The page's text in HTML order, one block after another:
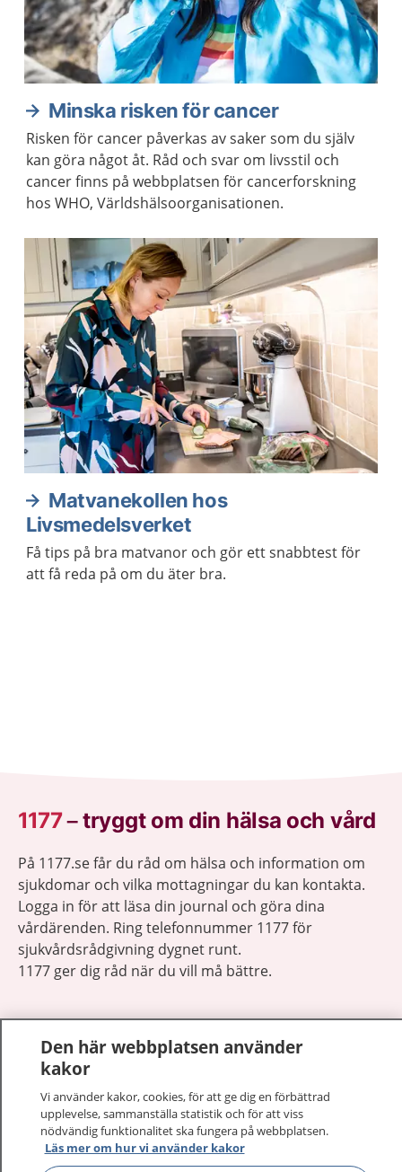
Minska risken för cancer
Risken för cancer påverkas av saker som du själv
kan göra något åt. Råd och svar om livsstil och
cancer finns på webbplatsen för cancerforskning
hos WHO, Världshälsoorganisationen.
Matvanekollen hos
Livsmedelsverket
Få tips på bra matvanor och gör ett snabbtest för
att få reda på om du äter bra.
1177–tryggt om din hälsa och vård
På 1177.se får du råd om hälsa och information om
sjukdomar och vilka mottagningar du kan kontakta.
Logga in för att läsa din journal och göra dina
vårdärenden. Ring telefonnummer 1177 för
sjukvårdsrådgivning dygnet runt.
1177 ger dig råd när du vill må bättre.
1177 på flera språk
Om 1177
Den här webbplatsen använder
kakor
Vi använder kakor, cookies, för att ge dig en förbättrad
upplevelse, sammanställa statistik och för att viss
nödvändig funktionalitet ska fungera på webbplatsen.
Läs mer om hur vi använder kakor